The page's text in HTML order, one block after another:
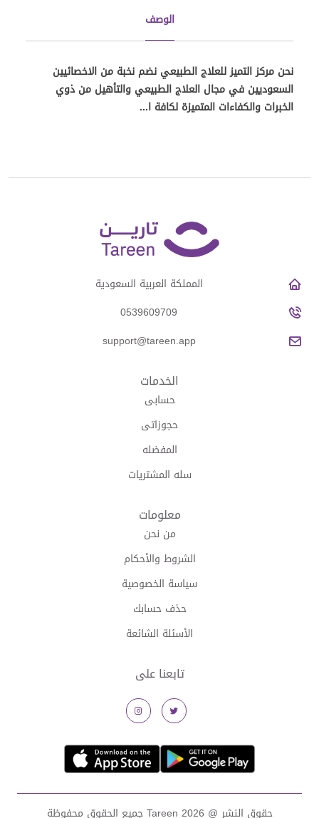
الوصف
نحن مركز التميز للعلاج الطبيعي نضم نخبة من الاخصائيين
السعوديين في مجال العلاج الطبيعي والتأهيل من ذوي
الخبرات والكفاءات المتميزة لكافة ا...
المملكة العربية السعودية
0539609709
support@tareen.app
الخدمات
حسابى
حجوزاتى
المفضله
سله المشتريات
معلومات
من نحن
الشروط والأحكام
سياسة الخصوصية
حذف حسابك
الأسئلة الشائعة
تابعنا على
حقوق النشر @ 2026 Tareen جميع الحقوق محفوظة